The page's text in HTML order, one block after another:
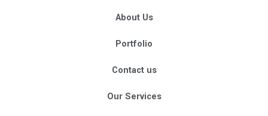
a
m
About Us
Portfolio
Contact us
Our Services